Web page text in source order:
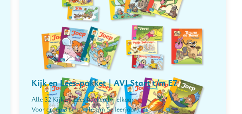
Kijk en Lees-pakket | AVI Start t/m E7
Alle 32 Kijk en Lees boeken bij elkaar.
Voor groep 3 t/m 7 (1e t/m 5e leerjaar).